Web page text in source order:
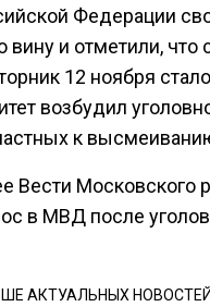
Федерации
вину и отметили,
12 ноября
возбудил
к
Вести Московского
в МВД после
АКТУАЛЬНЫХ